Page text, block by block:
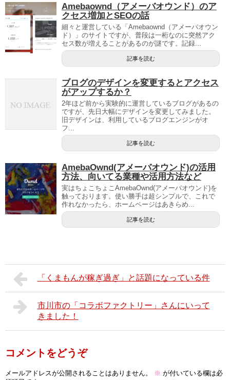
Amebaownd（アメーバオウンド）のア
クセス増加とSEOの話
細々と運営している「Amebaownd（アメーバオウン
ド）」のサイトですが、普段は一桁なのに突然アク
セス数が増えることがあるのが謎です。記録...
記事を読む
ブログのデザインを変更するとアクセス
がアップするか？
2年ほど前から実験的に運営しているブログがあるの
ですが、先日大幅にデザインを変更してみました。
旧デザインは、利用しているブログエンジンがオ
フ...
記事を読む
AmebaOwnd(アメーバオウンド)の活用
方法、向いてる業種や活用方法など
実はちょこちょこAmebaOwnd(アメーバオウンド)を
触っております。使い勝手は超シンプルで、これで
作れなかったら、ホームページはあきらめ...
記事を読む
「くまもんが稼ぎ過ぎ」と話題になっている件
市川市の「コラボファクトリー」さんにいって
きました！
コメントをどうぞ
メールアドレスが公開されることはありません。 ※ が付いている欄は必